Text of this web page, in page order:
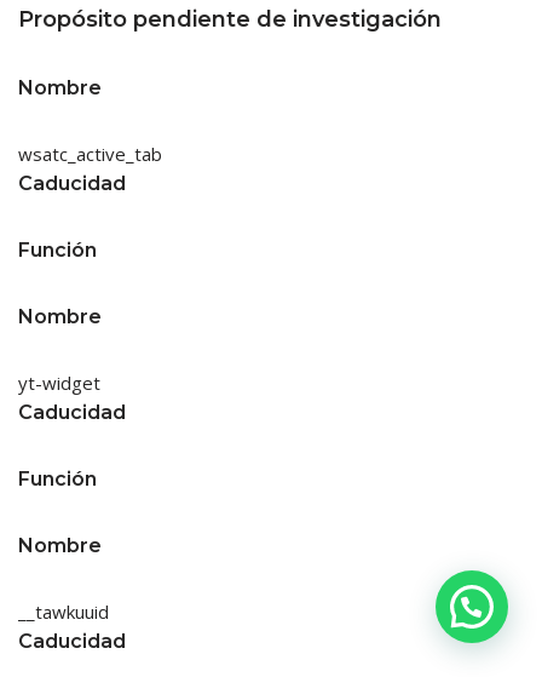
Propósito pendiente de investigación
Nombre
wsatc_active_tab
Caducidad
Función
Nombre
yt-widget
Caducidad
Función
Nombre
__tawkuuid
Caducidad